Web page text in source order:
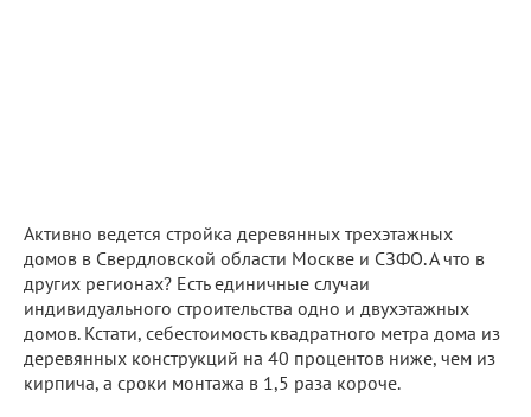
Активно ведется стройка деревянных трехэтажных
домов в Свердловской области Москве и СЗФО. А что в
других регионах? Есть единичные случаи
индивидуального строительства одно и двухэтажных
домов. Кстати, себестоимость квадратного метра дома из
деревянных конструкций на 40 процентов ниже, чем из
кирпича, а сроки монтажа в 1,5 раза короче.